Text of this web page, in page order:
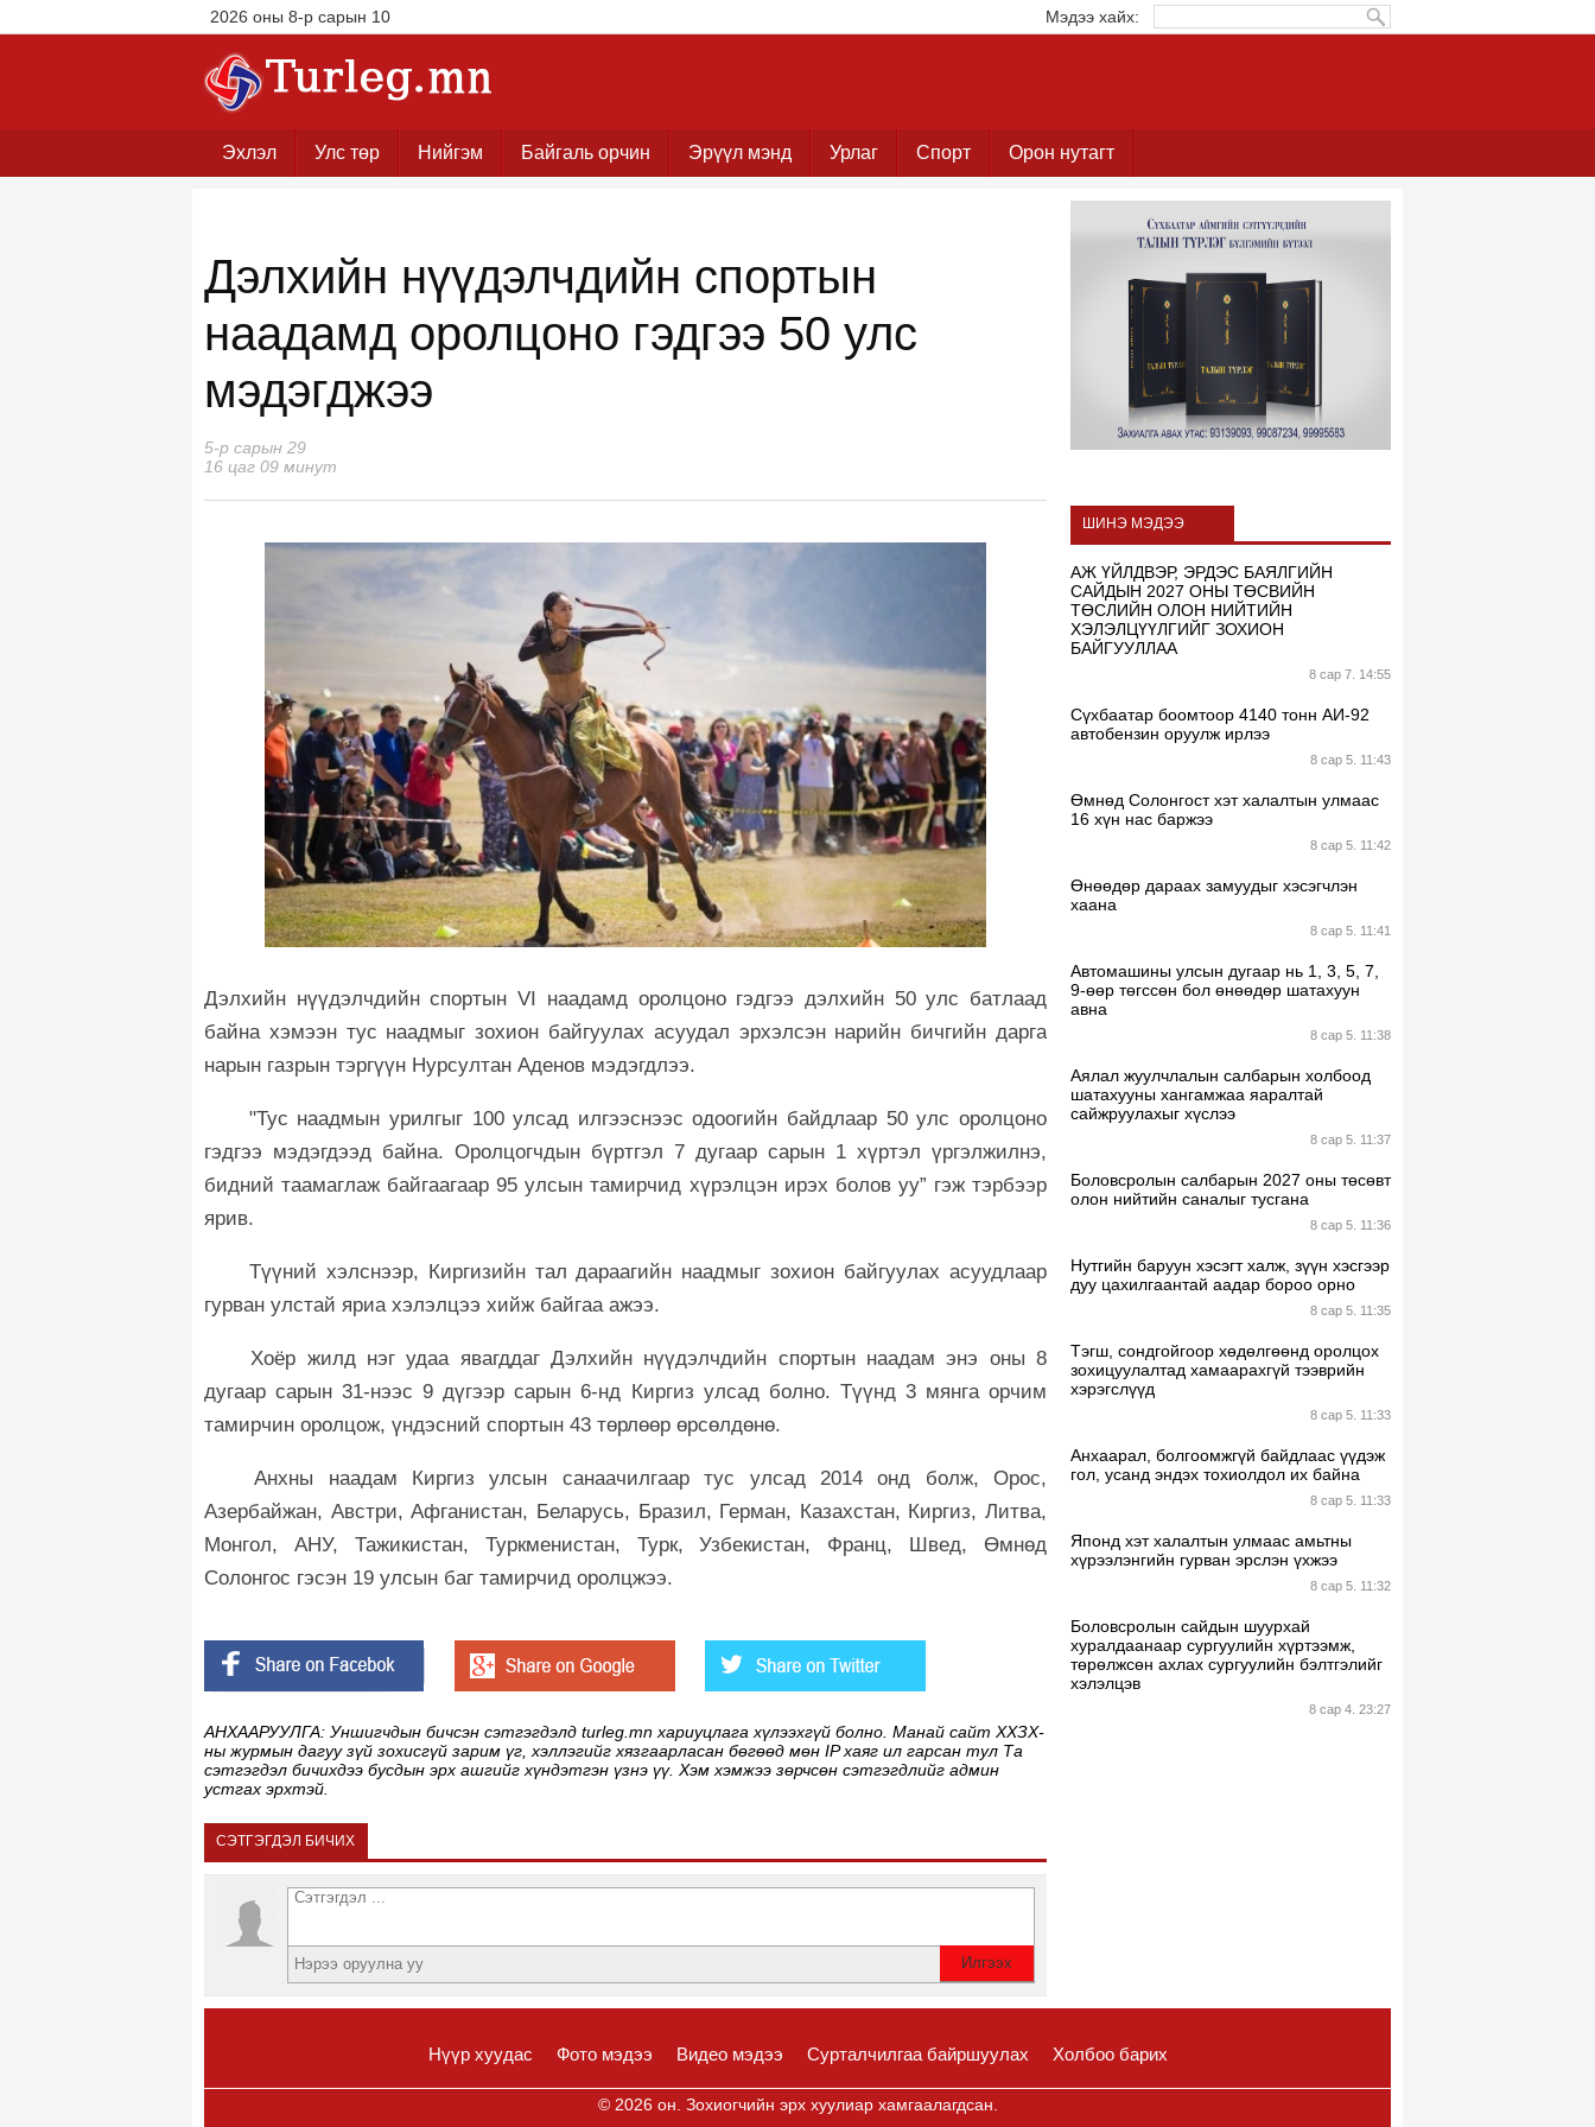
Мэдээ хайх:
2026 оны 8-р сарын 10
Эхлэл Улс төр Нийгэм Байгаль орчин Эрүүл мэнд Урлаг Спорт Орон нутагт
Дэлхийн нүүдэлчдийн спортын
наадамд оролцоно гэдгээ 50 улс
мэдэгджээ
5-р сарын 29
16 цаг 09 минут
Дэлхийн нүүдэлчдийн спортын VI наадамд оролцоно гэдгээ дэлхийн 50 улс батлаад
байна хэмээн тус наадмыг зохион байгуулах асуудал эрхэлсэн нарийн бичгийн дарга
нарын газрын тэргүүн Нурсултан Аденов мэдэгдлээ.
"Тус наадмын урилгыг 100 улсад илгээснээс одоогийн байдлаар 50 улс оролцоно
гэдгээ мэдэгдээд байна. Оролцогчдын бүртгэл 7 дугаар сарын 1 хүртэл үргэлжилнэ,
бидний таамаглаж байгаагаар 95 улсын тамирчид хүрэлцэн ирэх болов уу” гэж тэрбээр
ярив.
Түүний хэлснээр, Киргизийн тал дараагийн наадмыг зохион байгуулах асуудлаар
гурван улстай яриа хэлэлцээ хийж байгаа ажээ.
Хоёр жилд нэг удаа явагддаг Дэлхийн нүүдэлчдийн спортын наадам энэ оны 8
дугаар сарын 31-нээс 9 дүгээр сарын 6-нд Киргиз улсад болно. Түүнд 3 мянга орчим
тамирчин оролцож, үндэсний спортын 43 төрлөөр өрсөлдөнө.
Анхны наадам Киргиз улсын санаачилгаар тус улсад 2014 онд болж, Орос,
Азербайжан, Австри, Афганистан, Беларусь, Бразил, Герман, Казахстан, Киргиз, Литва,
Монгол, АНУ, Тажикистан, Туркменистан, Турк, Узбекистан, Франц, Швед, Өмнөд
Солонгос гэсэн 19 улсын баг тамирчид оролцжээ.
АНХААРУУЛГА: Уншигчдын бичсэн сэтгэгдэлд turleg.mn хариуцлага хүлээхгүй болно. Манай сайт ХХЗХ-
ны журмын дагуу зүй зохисгүй зарим үг, хэллэгийг хязгаарласан бөгөөд мөн IP хаяг ил гарсан тул Та
сэтгэгдэл бичихдээ бусдын эрх ашгийг хүндэтгэн үзнэ үү. Хэм хэмжээ зөрчсөн сэтгэгдлийг админ
устгах эрхтэй.
СЭТГЭГДЭЛ БИЧИХ
ШИНЭ МЭДЭЭ
АЖ ҮЙЛДВЭР, ЭРДЭС БАЯЛГИЙН
САЙДЫН 2027 ОНЫ ТӨСВИЙН
ТӨСЛИЙН ОЛОН НИЙТИЙН
ХЭЛЭЛЦҮҮЛГИЙГ ЗОХИОН
БАЙГУУЛЛАА
8 сар 7. 14:55
Сүхбаатар боомтоор 4140 тонн АИ-92
автобензин оруулж ирлээ
8 сар 5. 11:43
Өмнөд Солонгост хэт халалтын улмаас
16 хүн нас баржээ
8 сар 5. 11:42
Өнөөдөр дараах замуудыг хэсэгчлэн
хаана
8 сар 5. 11:41
Автомашины улсын дугаар нь 1, 3, 5, 7,
9-өөр төгссөн бол өнөөдөр шатахуун
авна
8 сар 5. 11:38
Аялал жуулчлалын салбарын холбоод
шатахууны хангамжаа яаралтай
сайжруулахыг хүслээ
8 сар 5. 11:37
Боловсролын салбарын 2027 оны төсөвт
олон нийтийн саналыг тусгана
8 сар 5. 11:36
Нутгийн баруун хэсэгт халж, зүүн хэсгээр
дуу цахилгаантай аадар бороо орно
8 сар 5. 11:35
Тэгш, сондгойгоор хөдөлгөөнд оролцох
зохицуулалтад хамаарахгүй тээврийн
хэрэгслүүд
8 сар 5. 11:33
Анхаарал, болгоомжгүй байдлаас үүдэж
гол, усанд эндэх тохиолдол их байна
8 сар 5. 11:33
Японд хэт халалтын улмаас амьтны
хүрээлэнгийн гурван эрслэн үхжээ
8 сар 5. 11:32
Боловсролын сайдын шуурхай
хуралдаанаар сургуулийн хүртээмж,
төрөлжсөн ахлах сургуулийн бэлтгэлийг
хэлэлцэв
8 сар 4. 23:27
Нүүр хуудас Фото мэдээ Видео мэдээ Сурталчилгаа байршуулах Холбоо барих
© 2026 он. Зохиогчийн эрх хуулиар хамгаалагдсан.